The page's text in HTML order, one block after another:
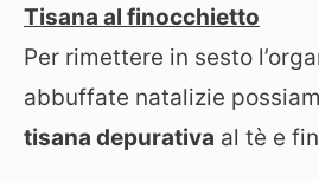
Tisana al finocchietto
Per rimettere in sesto
abbuffate natalizie
tisana depurativa al tè e